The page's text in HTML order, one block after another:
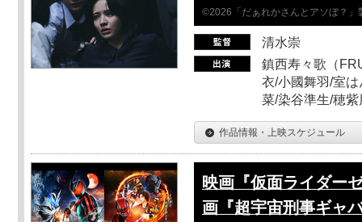
©2026「だぁれかさんとアソぼ？」
清水崇
鎮西寿々歌（
衣/小國舞羽/室
菜/染谷準生/穂
作品情報・上映スケジュール
映画『仮面ライダー
画『超宇宙刑事ギャ